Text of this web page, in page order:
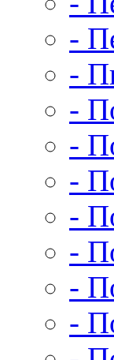
-
-
-
-
-
-
-
-
-